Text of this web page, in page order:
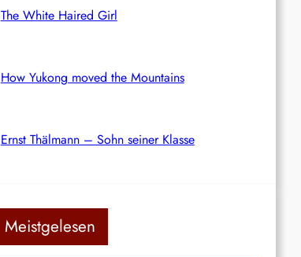
The White Haired Girl
How Yukong moved the Mountains
Ernst Thälmann – Sohn seiner Klasse
Meistgelesen